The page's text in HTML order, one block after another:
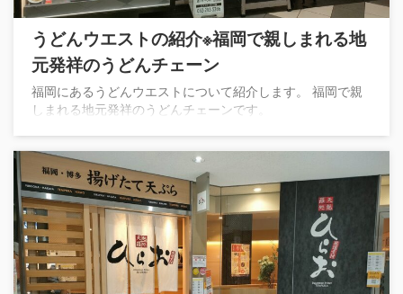
うどんウエストの紹介※福岡で親しまれる地
元発祥のうどんチェーン
福岡にあるうどんウエストについて紹介します。 福岡で親
しまれる地元発祥のうどんチェーンです。